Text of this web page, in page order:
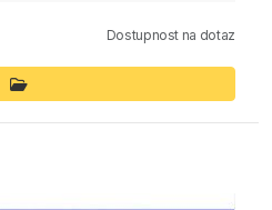
Dostupnost na dotaz